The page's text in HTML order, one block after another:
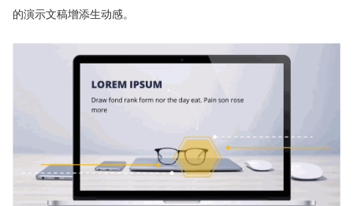
的演示文稿增添生动感。